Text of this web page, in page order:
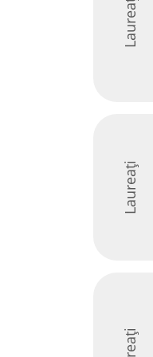
Laureați
Laureați